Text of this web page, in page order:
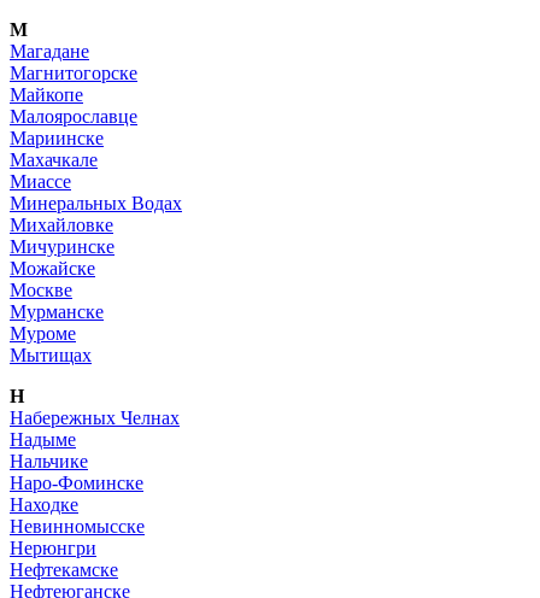
М
Магадане
Магнитогорске
Майкопе
Малоярославце
Мариинске
Махачкале
Миассе
Минеральных Водах
Михайловке
Мичуринске
Можайске
Москве
Мурманске
Муроме
Мытищах
Н
Набережных Челнах
Надыме
Нальчике
Наро-Фоминске
Находке
Невинномысске
Нерюнгри
Нефтекамске
Нефтеюганске